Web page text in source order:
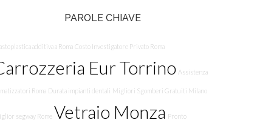
PAROLE CHIAVE
additiva a Roma Costo Investigatore Privato Roma
Eur Torrino Assistenza
Roma Durata impianti dentali Migliori Sgomberi Gratuiti Milano
segway Rome Vetraio Monza Pronto